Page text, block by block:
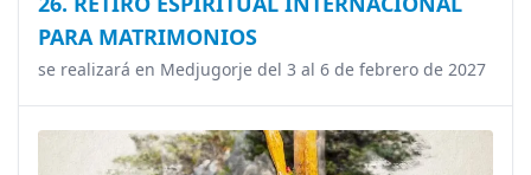
PARA MATRIMONIOS
se realizará en Medjugorje del 3 al 6 de febrero de 2027